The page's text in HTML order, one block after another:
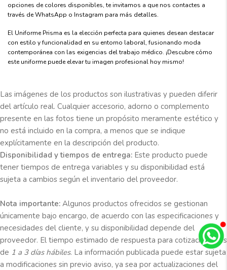
opciones de colores disponibles, te invitamos a que nos contactes a
través de WhatsApp o Instagram para más detalles.
El Uniforme Prisma es la elección perfecta para quienes desean destacar
con estilo y funcionalidad en su entorno laboral, fusionando moda
contemporánea con las exigencias del trabajo médico. ¡Descubre cómo
este uniforme puede elevar tu imagen profesional hoy mismo!
Las imágenes de los productos son ilustrativas y pueden diferir
del artículo real. Cualquier accesorio, adorno o complemento
presente en las fotos tiene un propósito meramente estético y
no está incluido en la compra, a menos que se indique
explícitamente en la descripción del producto.
Disponibilidad y tiempos de entrega: Este producto puede
tener tiempos de entrega variables y su disponibilidad está
sujeta a cambios según el inventario del proveedor.
Nota importante: Algunos productos ofrecidos se gestionan
únicamente bajo encargo, de acuerdo con las especificaciones y
necesidades del cliente, y su disponibilidad depende del
proveedor. El tiempo estimado de respuesta para cotizaciones es
de 1 a 3 días hábiles. La información publicada puede estar sujeta
a modificaciones sin previo aviso, ya sea por actualizaciones del